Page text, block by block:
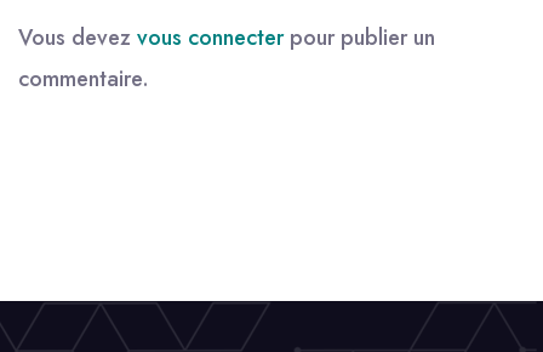
Vous devez vous connecterpour publier un
commentaire.